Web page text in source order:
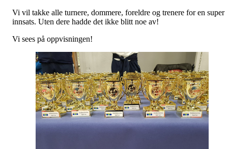
Vi vil takke alle turnere, dommere, foreldre og trenere for en super
innsats. Uten dere hadde det ikke blitt noe av!
Vi sees på oppvisningen!